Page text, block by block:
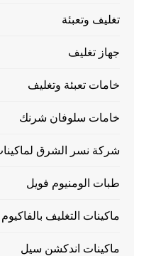
تغليف وتعبئة
جهاز تغليف
خامات تعبئة وتغليف
خامات سلوفان شرنك
شركة نسر الشرق لماكينات
طبات الومنيوم فويل
ماكينات التغليف بالفاكيوم
ماكينات اندكشن سيل